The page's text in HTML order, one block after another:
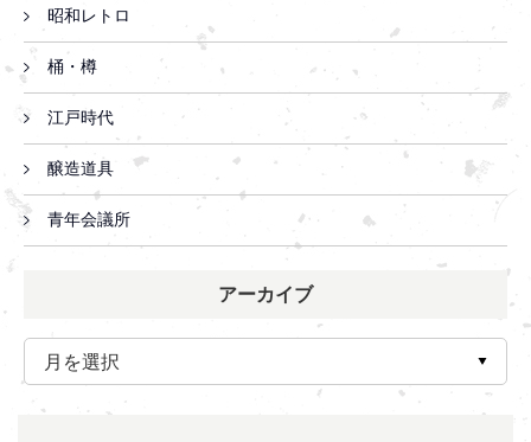
昭和レトロ
桶・樽
江戸時代
醸造道具
青年会議所
アーカイブ